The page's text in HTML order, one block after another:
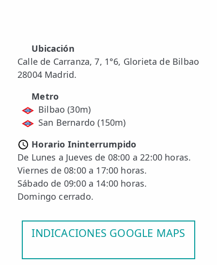
Ubicación
Calle de Carranza, 7, 1°6, Glorieta de Bilbao
28004 Madrid.
Metro
Bilbao (30m)
San Bernardo (150m)
Horario Ininterrumpido
De Lunes a Jueves de 08:00 a 22:00 horas.
Viernes de 08:00 a 17:00 horas.
Sábado de 09:00 a 14:00 horas.
Domingo cerrado.
INDICACIONES GOOGLE MAPS